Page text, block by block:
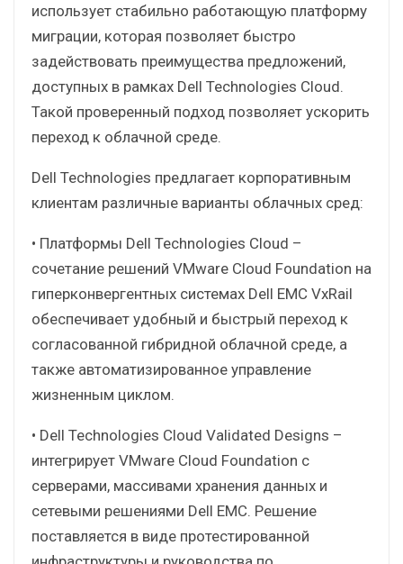
использует стабильно работающую платформу
миграции, которая позволяет быстро
задействовать преимущества предложений,
доступных в рамках Dell Technologies Cloud.
Такой проверенный подход позволяет ускорить
переход к облачной среде.
Dell Technologies предлагает корпоративным
клиентам различные варианты облачных сред:
• Платформы Dell Technologies Cloud –
сочетание решений VMware Cloud Foundation на
гиперконвергентных системах Dell EMC VxRail
обеспечивает удобный и быстрый переход к
согласованной гибридной облачной среде, а
также автоматизированное управление
жизненным циклом.
• Dell Technologies Cloud Validated Designs –
интегрирует VMware Cloud Foundation с
серверами, массивами хранения данных и
сетевыми решениями Dell EMC. Решение
поставляется в виде протестированной